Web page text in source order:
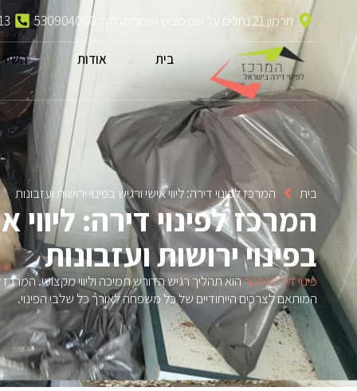
חרמון 21 נחלים על שם כובש שימרית. ת.ד 530904000
בית אודות
בית המרכז לפינוי דירה: ליווי אישי ורגיש בפינוי ירושות ועזבונות
המרכז לפינוי דירה: ליווי
בפינוי ירושות ועזבונות
פינוי דירת נפטרהוא תהליך רגיש הדורש תמיכה וליווי מקצועי. המרכז
המותאם לצרכים הייחודיים של כל משפחה לאורך כל שלבי הפינוי.